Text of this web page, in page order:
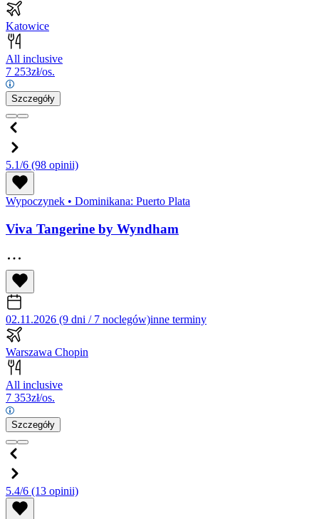
Katowice
All inclusive
7 253zł/os.
Szczegóły
5.1/6 (98 opinii)
Wypoczynek • Dominikana: Puerto Plata
Viva Tangerine by Wyndham
02.11.2026 (9 dni / 7 noclegów)inne terminy
Warszawa Chopin
All inclusive
7 353zł/os.
Szczegóły
5.4/6 (13 opinii)